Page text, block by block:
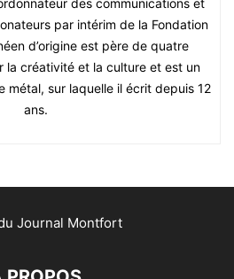
par intérim de la Fondation
d’origine est père de quatre
la créativité et la culture et est un
métal, sur laquelle il écrit depuis 12
ans.